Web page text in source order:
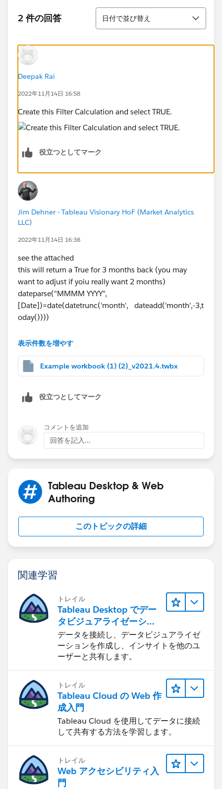
2 件の回答
並び替え
日付で並び替え
Deepak Rai
2022年11月14日 16:58
Create this Filter Calculation and select TRUE.
役立つとしてマーク
Jim Dehner - Tableau Visionary HoF (Market Analytics
LLC)
2022年11月14日 16:38
see the attached
this will return a True for 3 months back (you may
want to adjust if yoiu really want 2 months)
dateparse("MMMM YYYY",
[Date])=date(datetrunc('month', dateadd('month',-3,t
oday())))
you can use it in filters or in calculations
Thanks
Jim - Tableau Visionary
表示件数を増やす
Example workbook (1) (2)_v2021.4.twbx
役立つとしてマーク
コメントを追加
回答を記入...
Tableau Desktop & Web
Authoring
このトピックの詳細
関連学習
トレイル
Tableau Desktop でデー
タビジュアライゼーショ
ンをはじめる
データを接続し、データビジュアライゼ
ーションを作成し、インサイトを他のユ
ーザーと共有します。
トレイル
Tableau Cloud の Web 作
成入門
Tableau Cloud を使用してデータに接続
して共有する方法を学習します。
トレイル
Web アクセシビリティ入
門